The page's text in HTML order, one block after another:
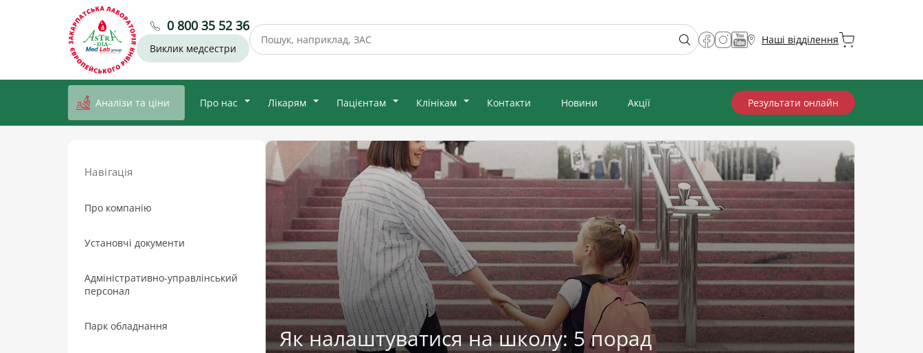
0 800 35 52 36
Виклик медсестри
Наші відділення
Аналізи та ціни Про нас Лікарям Пацієнтам Клінікам Контакти Новини Акції Результати онлайн
Навігація
Про компанію
Установчі документи
Адміністративно-управлінський
персонал
Парк обладнання Як налаштуватися на школу: 5 порад